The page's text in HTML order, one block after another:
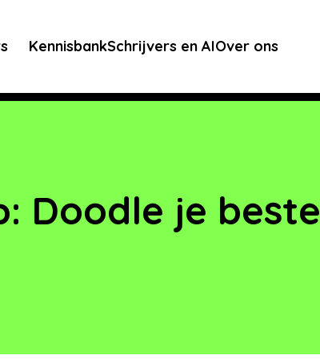
KennisbankSchrijvers en AIOver ons
Doodle je beste